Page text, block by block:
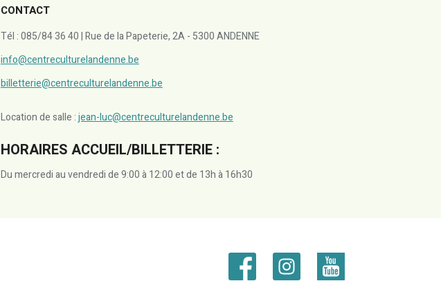
CONTACT
Tél : 085/84 36 40 | Rue de la Papeterie, 2A - 5300 ANDENNE
info@centreculturelandenne.be
billetterie@centreculturelandenne.be
Location de salle :jean-luc@centreculturelandenne.be
HORAIRES ACCUEIL/BILLETTERIE :
Du mercredi au vendredi de 9:00 à 12:00 et de 13h à 16h30